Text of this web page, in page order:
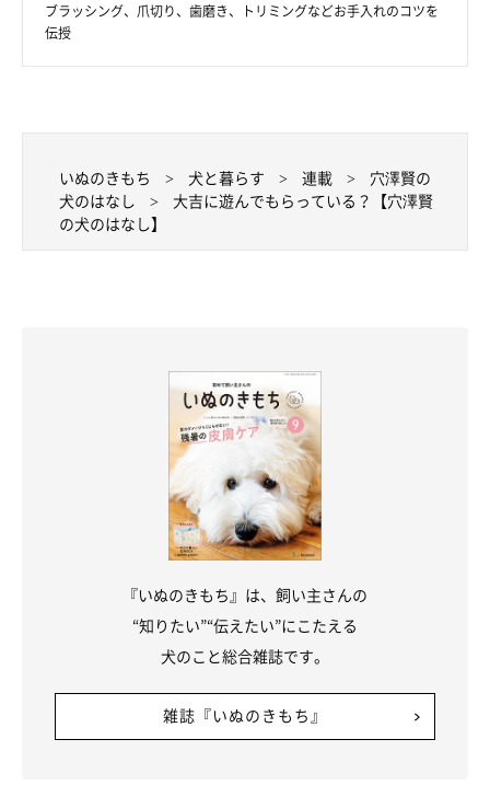
ブラッシング、爪切り、歯磨き、トリミングなどお手入れのコツを
伝授
いぬのきもち 犬と暮らす 連載
穴澤賢の
犬のはなし
大吉に遊んでもらっている？【穴澤賢
の犬のはなし】
『いぬのきもち』は、飼い主さんの
“知りたい”“伝えたい”にこたえる
犬のこと総合雑誌です。
雑誌『いぬのきもち』